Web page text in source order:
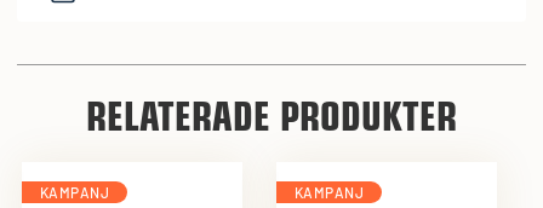
RELATERADE PRODUKTER
KAMPANJ KAMPANJ